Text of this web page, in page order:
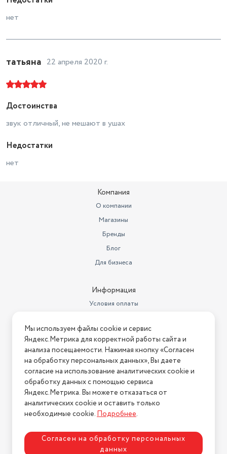
нет
татьяна 22 апреля 2020 г.
Достоинства
звук отличный, не мешают в ушах
Недостатки
нет
Компания
О компании
Магазины
Бренды
Блог
Для бизнеса
Информация
Условия оплаты
Условия возврата
Нашли ошибку на сайте? Напишите нам
2026 © Интернет-магазин "АстМаркет". У нас есть всё!
Политика конфиденциальности
Мы используем файлы cookie и сервис
Яндекс.Метрика для корректной работы сайта и
анализа посещаемости. Нажимая кнопку «Согласен
на обработку персональных данных», Вы даете
согласие на использование аналитических cookie и
обработку данных с помощью сервиса
Яндекс.Метрика. Вы можете отказаться от
аналитических cookie и оставить только
необходимые cookie.Подробнее.
Согласен на обработку персональных
данных